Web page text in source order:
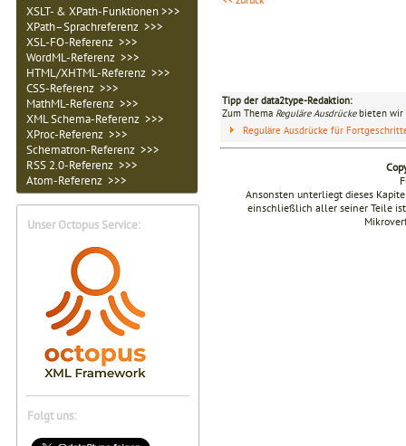
XSLT- & XPath-Funktionen >>>
XPath–Sprachreferenz >>>
XSL-FO-Referenz >>>
WordML-Referenz >>>
HTML/XHTML-Referenz >>>
CSS-Referenz >>>
MathML-Referenz >>>
XML Schema-Referenz >>>
XProc-Referenz >>>
Schematron-Referenz >>>
RSS 2.0-Referenz >>>
Atom-Referenz >>>
Unser Octopus Service:
Folgt uns:
Tipp der data2type-Redaktion:
Zum Thema Reguläre Ausdrückebieten wir
Reguläre Ausdrücke für
Ansonsten unterliegt dieses
einschließlich aller seiner Teile